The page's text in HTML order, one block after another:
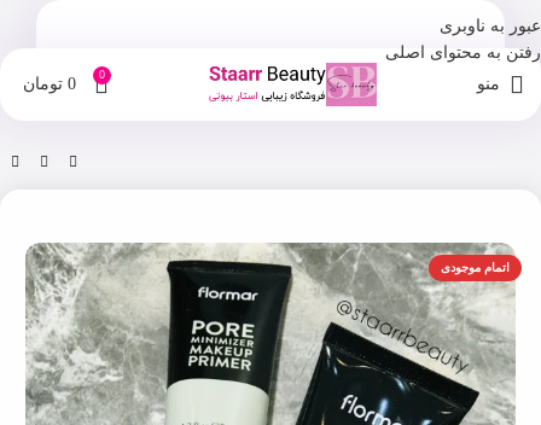
عبور به ناوبری
رفتن به محتوای اصلی
منو 0
0 تومان
فروشگاه پرایمر صورت
اتمام موجودی